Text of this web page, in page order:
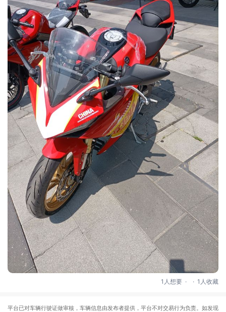
1人想要 . . 1人收藏
平台已对车辆行驶证做审核，车辆信息由发布者提供，平台不对交易行为负责。如发现